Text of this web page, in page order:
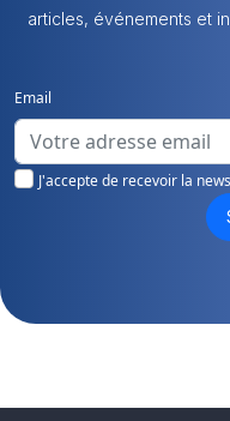
articles, événements et
Email
J'accepte de recevoir la